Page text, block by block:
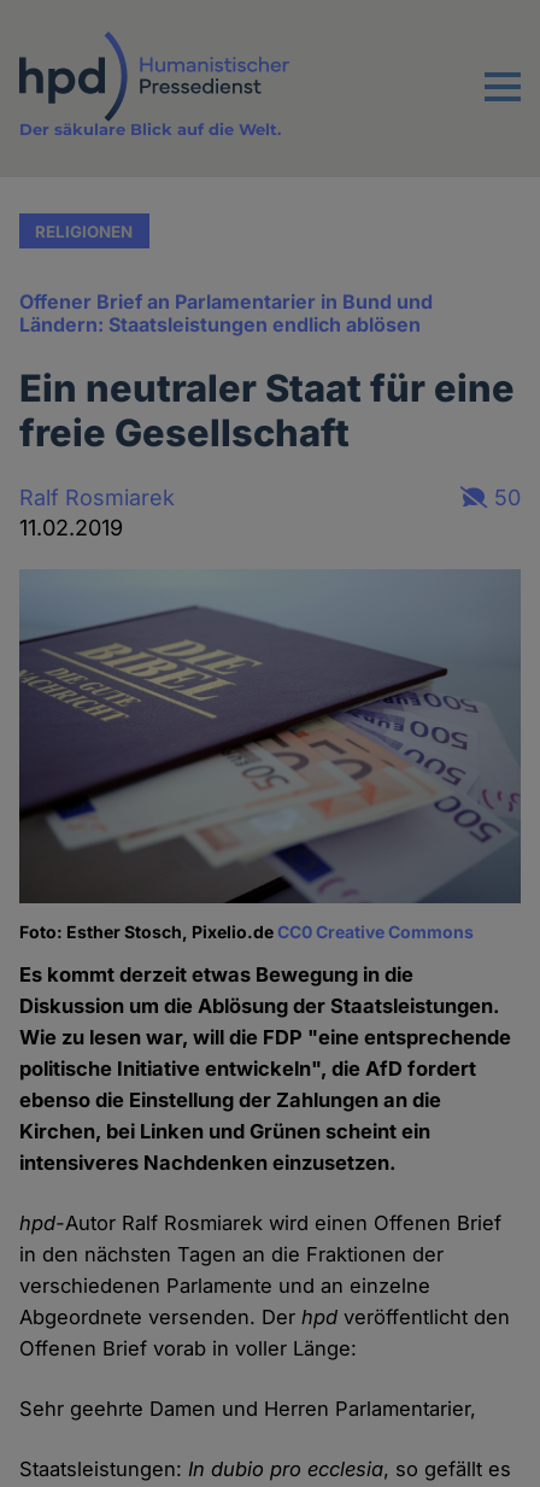
Inhalt
Menu
Der säkulare Blick auf die Welt.
RELIGIONEN
Offener Brief an Parlamentarier in Bund und
Ländern: Staatsleistungen endlich ablösen
Ein neutraler Staat für eine
freie Gesellschaft
Ralf Rosmiarek
11.02.2019
50
Foto: Esther Stosch, Pixelio.deCC0 Creative Commons
Es kommt derzeit etwas Bewegung in die
Diskussion um die Ablösung der Staatsleistungen.
Wie zu lesen war, will die FDP "eine entsprechende
politische Initiative entwickeln", die AfD fordert
ebenso die Einstellung der Zahlungen an die
Kirchen, bei Linken und Grünen scheint ein
intensiveres Nachdenken einzusetzen.
hpd-Autor Ralf Rosmiarek wird einen Offenen Brief
in den nächsten Tagen an die Fraktionen der
verschiedenen Parlamente und an einzelne
Abgeordnete versenden. Derhpd veröffentlicht den
Offenen Brief vorab in voller Länge:
Sehr geehrte Damen und Herren Parlamentarier,
Staatsleistungen:In dubio pro ecclesia, so gefällt es